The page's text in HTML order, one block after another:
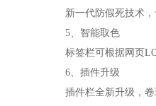
新一代防假死技术
5、智能取色
标签栏可根据网页
6、插件升级
插件栏全新升级，